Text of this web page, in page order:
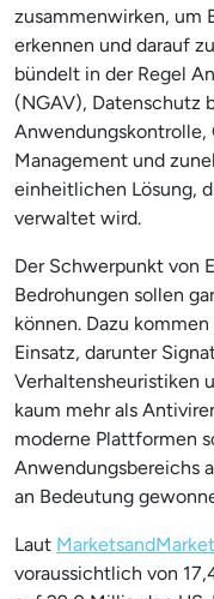
zusammenwirken, um
erkennen und darauf
bündelt in der Regel
(NGAV), Datenschutz
Anwendungskontrolle,
Management und
einheitlichen Lösung,
verwaltet wird.
Der Schwerpunkt von
Bedrohungen sollen
können. Dazu
Einsatz, darunter
Verhaltensheuristiken
kaum mehr als
moderne Plattformen
Anwendungsbereichs
an Bedeutung
Laut
voraussichtlich von